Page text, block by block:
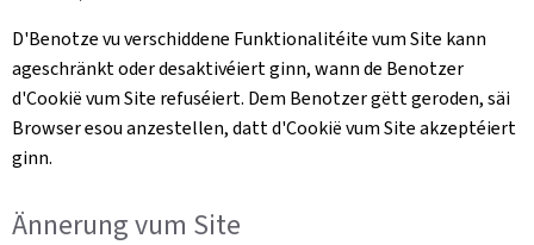
D'Benotze vu verschiddene Funktionalitéite vum Site kann
ageschränkt oder desaktivéiert ginn, wann de Benotzer
d'Cookië vum Site refuséiert. Dem Benotzer gëtt geroden, säi
Browser esou anzestellen, datt d'Cookië vum Site akzeptéiert
ginn.
Ännerung vum Site